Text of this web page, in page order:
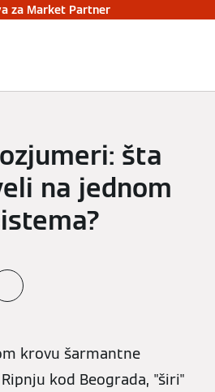
za Market Partner
šta
na jednom
krovu šarmantne
kod Beograda, "širi"